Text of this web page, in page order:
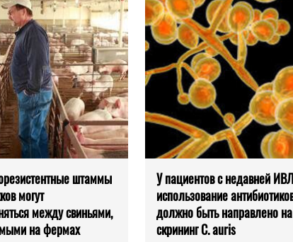
штаммы
могут
между свиньями,
на фермах
У пациентов с недавней ИВЛ
использование
должно быть направлено на
скрининг C. auris